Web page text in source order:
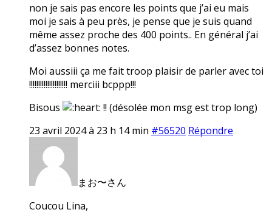
non je sais pas encore les points que j’ai eu mais
moi je sais à peu près, je pense que je suis quand
même assez proche des 400 points.. En général j’ai
d’assez bonnes notes.
Moi aussiii ça me fait troop plaisir de parler avec toi
!!!!!!!!!!!!!!!!!!!!! merciii bcppp!!!
Bisous
!! (désolée mon msg est trop long)
23 avril 2024 à 23 h 14 min #56520 Répondre
まお〜さん
Coucou Lina,